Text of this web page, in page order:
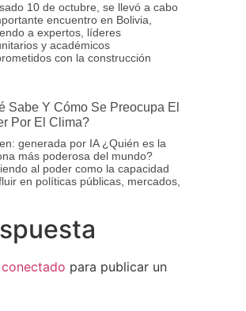
10 de octubre, se llevó a cabo
encuentro en Bolivia,
a expertos, líderes
y académicos
con la construcción
Sabe Y Cómo Se Preocupa El
Por El Clima?
generada por IA ¿Quién es la
más poderosa del mundo?
al poder como la capacidad
en políticas públicas, mercados,
conectado para publicar un